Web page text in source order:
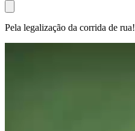
Pela legalização da corrida de rua!